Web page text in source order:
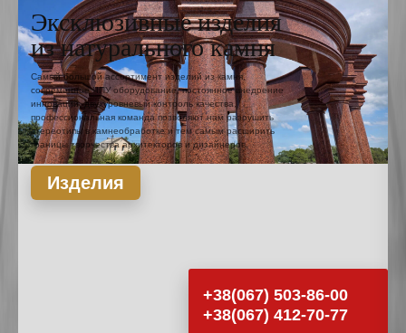
Эксклюзивные изделия
из натурального камня
Самый большой ассортимент изделий из камня,
современное ЧПУ оборудование, постоянное внедрение
инноваций, двухуровневый контроль качества,
профессиональная команда позволяют нам разрушить
стереотипы в камнеобработке и тем самым расширить
границы творчества архитекторов и дизайнеров.
Изделия
+38(067) 503-86-00
+38(067) 412-70-77